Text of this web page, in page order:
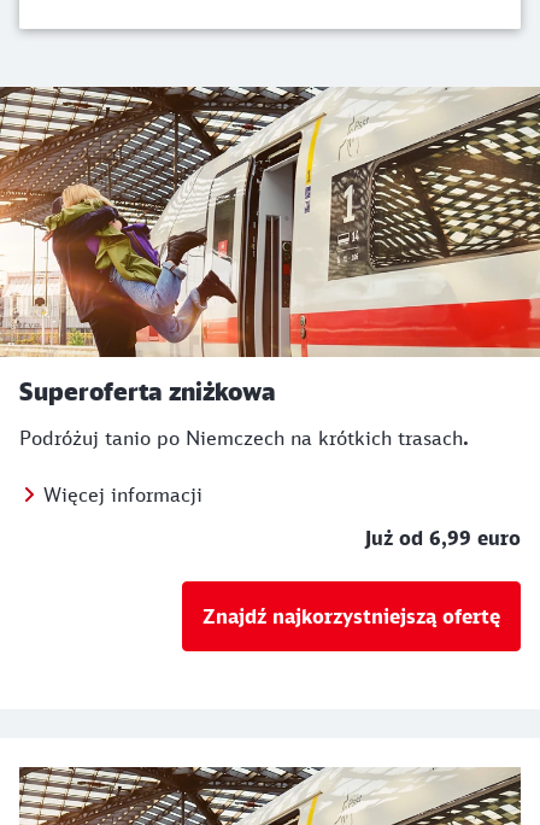
Nasza oferta
Superoferta zniżkowa
Podróżuj tanio po Niemczech na krótkich trasach.
Więcej informacji
Już od 6,99 euro
Znajdź najkorzystniejszą ofertę